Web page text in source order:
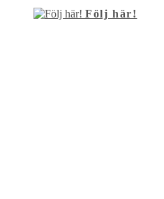
Följ här!